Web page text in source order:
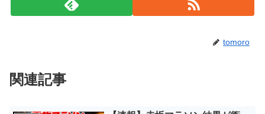
tomoro
関連記事